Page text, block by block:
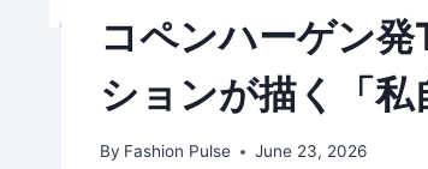
コペンハーゲン
ションが描く「私
By Fashion Pulse June 23, 2026